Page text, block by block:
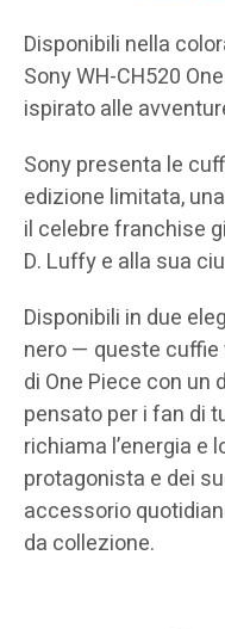
Disponibili nella
Sony WH-CH520
ispirato alle
Sony presenta le
edizione limitata,
il celebre franchise
D. Luffy e alla sua
Disponibili in due
nero — queste cuffie
di One Piece con
pensato per i fan di
richiama l’energia e
protagonista e dei
accessorio
da collezione.